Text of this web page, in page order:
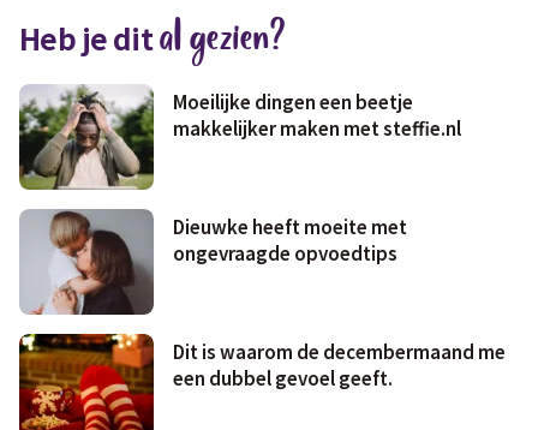
Geld & wetten
Heb je dital gezien?
Moeilijke dingen een beetje
makkelijker maken met steffie.nl
Dieuwke heeft moeite met
ongevraagde opvoedtips
Dit is waarom de decembermaand me
een dubbel gevoel geeft.